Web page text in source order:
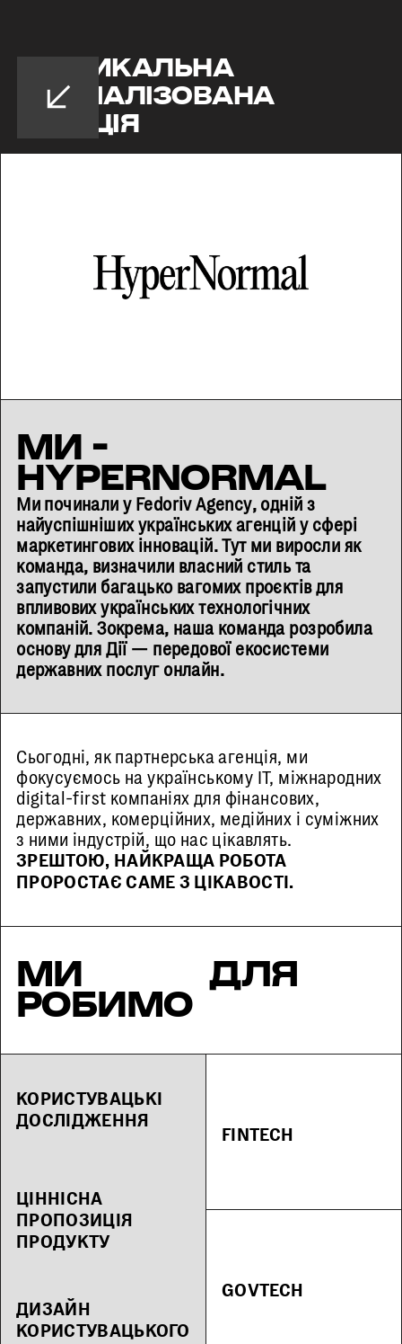
Вертикальна
спеціалізована
агенція
MИ -
HYPERNORMAL
Ми починали у Fedoriv Agency, одній з
найуспішніших українських агенцій у сфері
маркетингових інновацій. Тут ми виросли як
команда, визначили власний стиль та
запустили багацько вагомих проєктів для
впливових українських технологічних
компаній. Зокрема, наша команда розробила
основу для Дії — передової екосистеми
державних послуг онлайн.
Сьогодні, як партнерська агенція, ми
фокусуємось на українському IT, міжнародних
digital-first компаніях для фінансових,
державних, комерційних, медійних і суміжних
з ними індустрій, що нас цікавлять.
ЗРЕШТОЮ, НАЙКРАЩА РОБОТА
ПРОРОСТАЄ САМЕ З ЦІКАВОСТІ.
МИ
РОБИМО
ДЛЯ
КОРИСТУВАЦЬКІ
ДОСЛІДЖЕННЯ
ЦІННІСНА
ПРОПОЗИЦІЯ
ПРОДУКТУ
ДИЗАЙН
КОРИСТУВАЦЬКОГО
FINTECH
GOVTECH